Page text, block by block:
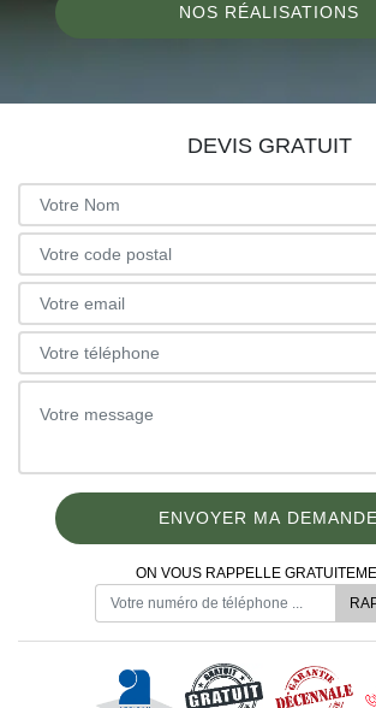
NOS RÉALISATIONS
DEVIS GRATUIT
ON VOUS RAPPELLE